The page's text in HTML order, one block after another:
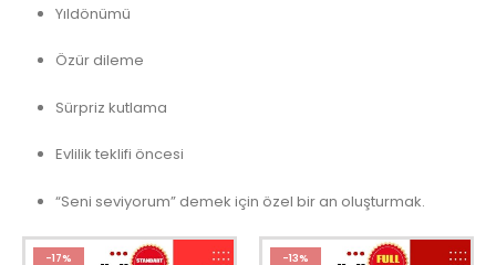
Yıldönümü
Özür dileme
Sürpriz kutlama
Evlilik teklifi öncesi
“Seni seviyorum” demek için özel bir an oluşturmak.
-17% -13%